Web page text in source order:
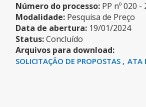
Número do processo: PP nº 020 -
Modalidade: Pesquisa de Preço
Data de abertura: 19/01/2024
Status:Concluído
Arquivos para download:
SOLICITAÇÃO DE PROPOSTAS ATA